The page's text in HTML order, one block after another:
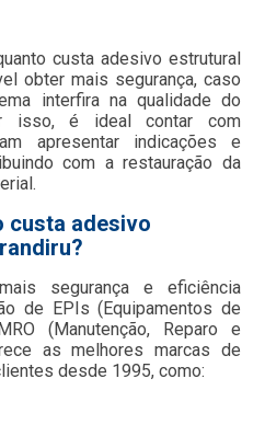
custa adesivo estrutural
obter mais segurança, caso
interfira na qualidade do
isso, é ideal contar com
apresentar indicações e
com a restauração da
custa adesivo
segurança e eficiência
de EPIs (Equipamentos de
(Manutenção, Reparo e
as melhores marcas de
desde 1995, como: